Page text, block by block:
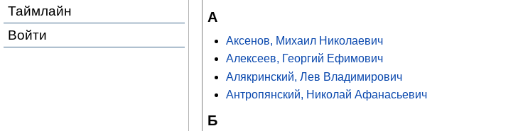
Таймлайн
Войти
А
Аксенов, Михаил Николаевич
Алексеев, Георгий Ефимович
Алякринский, Лев Владимирович
Антропянский, Николай Афанасьевич
Б